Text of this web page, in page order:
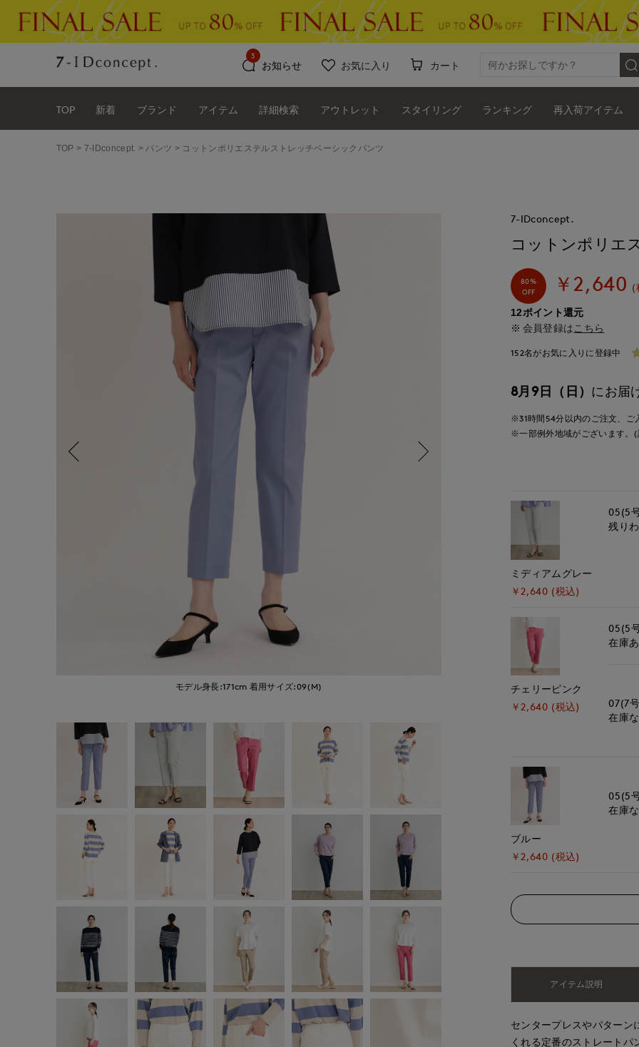
お知らせ
3
お気に入り カート
TOP 新着 ブランド アイテム 詳細検索 アウトレット スタイリング ランキング 再入荷アイテム
TOP 7-IDconcept. パンツ コットンポリエステルストレッチベーシックパンツ
モデル身長:171cm 着用サイズ:09(M) モデル身長:168cm
7-IDconcept.
コットンポリエ
80%
OFF
￥2,640 (
12ポイント還元
会員登録は こちら
152名がお気に入りに登録中
8月9日（日） にお届
※31時間 54分以内のご注文、ご
※一部例外地域がございます。(
ミディアムグレー
￥2,640 (税込)
05(5
残り
チェリーピンク
￥2,640 (税込)
05(5
在庫
07(7
在庫
ブルー
￥2,640 (税込)
05(5
在庫
アイテム説明
センタープレスやパターン
くれる定番のストレート